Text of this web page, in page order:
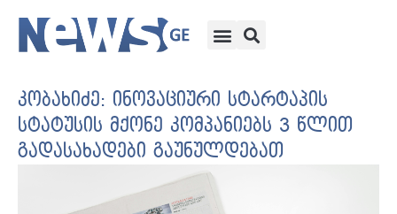
კობახიძე: ინოვაციური სტარტაპის
სტატუსის მქონე კომპანიებს 3 წლით
გადასახადები გაუნულდებათ